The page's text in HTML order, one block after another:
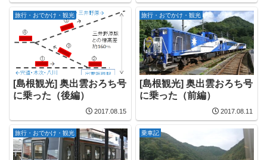
旅行・おでかけ・観光
[島根観光] 奥出雲おろち号
に乗った（後編）
2017.08.15
旅行・おでかけ・観光
[島根観光] 奥出雲おろち号
に乗った（前編）
2017.08.11
旅行・おでかけ・観光 乗車記